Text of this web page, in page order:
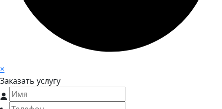
×
Заказать услугу